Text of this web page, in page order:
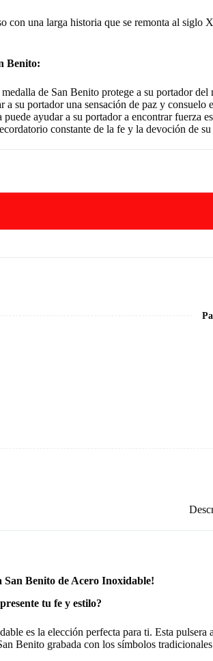
con una larga historia que se remonta al
Benito:
medalla de San Benito protege a su portador del
a su portador una sensación de paz y consuelo
puede ayudar a su portador a encontrar fuerza
constante de la fe y la devoción de su
San Benito de Acero Inoxidable!
tu fe y estilo?
es la elección perfecta para ti. Esta
Benito grabada con los símbolos